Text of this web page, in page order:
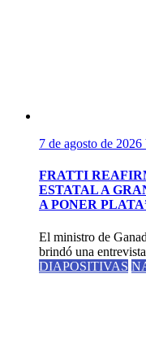
7 de agosto de 2026
FRATTI
ESTATAL A
A PONER
El ministro de
brindó una
DIAPOSITIVAS